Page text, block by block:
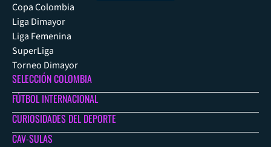
Copa Colombia
Liga Dimayor
Liga Femenina
SuperLiga
Torneo Dimayor
SELECCIÓN COLOMBIA
FÚTBOL INTERNACIONAL
CURIOSIDADES DEL DEPORTE
CAV-SULAS